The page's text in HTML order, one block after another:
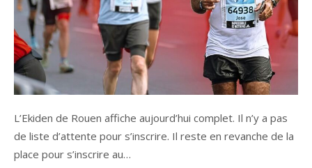
L’Ekiden de Rouen affiche aujourd’hui complet. Il n’y a pas
de liste d’attente pour s’inscrire. Il reste en revanche de la
place pour s’inscrire au…